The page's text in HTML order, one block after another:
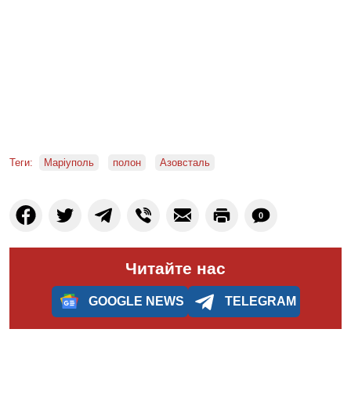
Теги: Маріуполь полон Азовсталь
0
Читайте нас
GOOGLE NEWS TELEGRAM